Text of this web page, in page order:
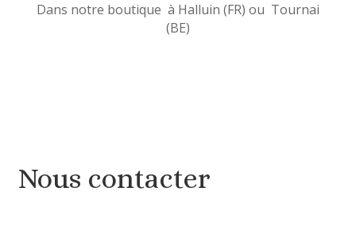
Dans notre boutique à Halluin (FR) ou Tournai
(BE)
Nous contacter